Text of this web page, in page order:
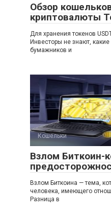
Обзор
криптовалюты
Для хранения токенов
Инвесторы не знают,
бумажников и
Кошельки
Взлом Биткоин-
Взлом Биткоина — тема,
человека, имеющего
Разница в